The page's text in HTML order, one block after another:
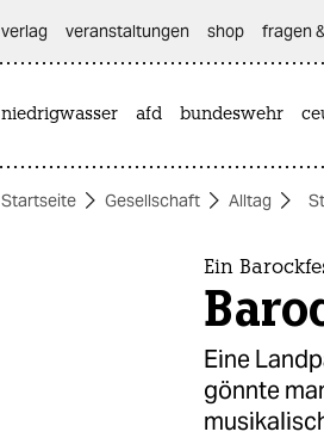
themen
verlag
veranstaltungen shop fragen
niedrigwasser afd bundeswehr
Startseite Gesellschaft Alltag
Ein
Eine
gönnte